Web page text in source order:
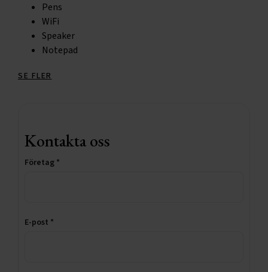
Pens
WiFi
Speaker
Notepad
SE FLER
Kontakta oss
Företag *
E-post *